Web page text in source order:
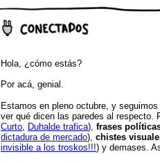
Hola, ¿cómo estás?
Por acá, genial.
Estamos en pleno octubre, y seguimos
ver qué dicen las paredes al respecto.
Curto, Duhalde trafica), frases
dictadura de mercado), chistes
invisible a los troskos!!!) y demases.